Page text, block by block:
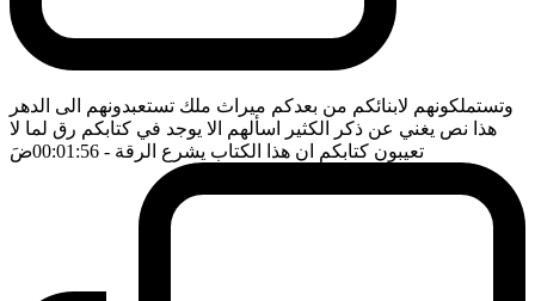
وتستملكونهم لابنائكم من بعدكم ميراث ملك تستعبدونهم الى الدهر
هذا نص يغني عن ذكر الكثير اسألهم الا يوجد في كتابكم رق لما لا
تعيبون كتابكم ان هذا الكتاب يشرع الرقة - 00:01:56 ضَ